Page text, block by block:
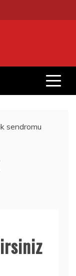
sendromu